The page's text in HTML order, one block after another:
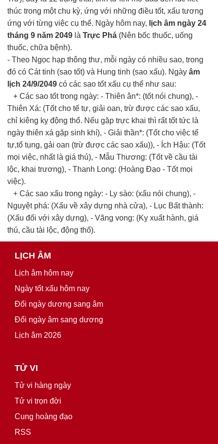
thúc trong một chu kỳ, ứng với những điều tốt, xấu tương
ứng với từng việc cụ thể. Ngày hôm nay, lịch âm ngày 24
tháng 9 năm 2049 là Trực Phá (Nên bốc thuốc, uống
thuốc, chữa bệnh).
- Theo Ngọc hạp thông thư, mỗi ngày có nhiều sao, trong
đó có Cát tinh (sao tốt) và Hung tinh (sao xấu). Ngày âm
lịch 24/9/2049 có các sao tốt xấu cụ thể như sau:
+ Các sao tốt trong ngày: - Thiên ân*: (tốt nói chung), -
Thiên Xá: (Tốt cho tế tự, giải oan, trừ được các sao xấu,
chỉ kiêng kỵ động thổ. Nếu gặp trực khai thì rất tốt tức là
ngày thiên xá gặp sinh khí), - Giải thần*: (Tốt cho việc tế
tự,tố tụng, gải oan (trừ được các sao xấu)), - Ích Hậu: (Tốt
mọi việc, nhất là giá thú), - Mẫu Thương: (Tốt về cầu tài
lộc, khai trương), - Thanh Long: (Hoàng Đạo - Tốt mọi
việc).
+ Các sao xấu trong ngày: - Ly sào: (xấu nói chung), -
Nguyệt phá: (Xấu về xây dựng nhà cửa), - Lục Bất thành:
(Xấu đối với xây dựng), - Vãng vong: (Kỵ xuất hành, giá
thú, cầu tài lộc, động thổ).
LỊCH ÂM
Lịch âm hôm nay
Ngày tốt xấu hôm nay
Đổi ngày dương sang âm
Đổi ngày âm sang dương
Lịch âm 2026
TỬ VI
Tử vi hàng ngày
Tử vi trọn đời
Cung hoàng đạo
RSS